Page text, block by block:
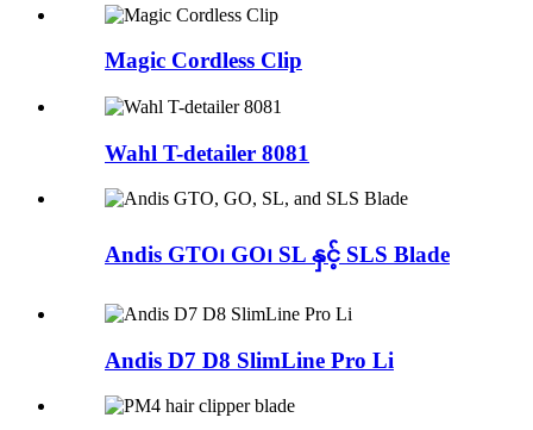
Magic Cordless Clip
Wahl T-detailer 8081
Andis GTO၊ GO၊ SL နှင့် SLS Blade
Andis D7 D8 SlimLine Pro Li